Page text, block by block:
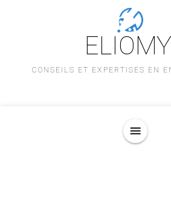
CONSEILS ET EXPERTISES EN
menu